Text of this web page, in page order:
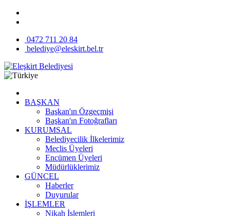
0472 711 20 84
belediye@eleskirt.bel.tr
BAŞKAN
Başkan'ın Özgeçmişi
Başkan'ın Fotoğrafları
KURUMSAL
Belediyecilik İlkelerimiz
Meclis Üyeleri
Encümen Üyeleri
Müdürlüklerimiz
GÜNCEL
Haberler
Duyurular
İŞLEMLER
Nikah İşlemleri